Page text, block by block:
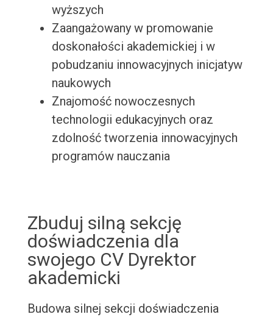
wyższych
Zaangażowany w promowanie
doskonałości akademickiej i w
pobudzaniu innowacyjnych inicjatyw
naukowych
Znajomość nowoczesnych
technologii edukacyjnych oraz
zdolność tworzenia innowacyjnych
programów nauczania
Zbuduj silną sekcję
doświadczenia dla
swojego CV Dyrektor
akademicki
Budowa silnej sekcji doświadczenia